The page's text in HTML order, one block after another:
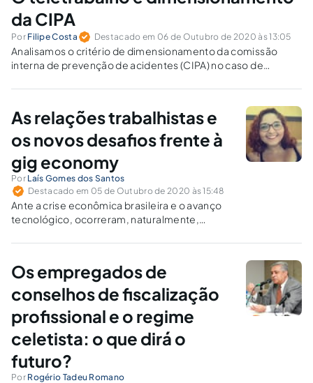
da CIPA
Por Filipe Costa Destacado em 06 de Outubro de 2020 às 13:05
Analisamos o critério de dimensionamento da comissão
interna de prevenção de acidentes (CIPA) no caso de
teletrabalho.
As relações trabalhistas e
os novos desafios frente à
gig economy
Por Laís Gomes dos Santos
Destacado em 05 de Outubro de 2020 às 15:48
Ante a crise econômica brasileira e o avanço
tecnológico, ocorreram, naturalmente,
tradicionais. Urge que o direito do trabalho dê
surgiram.
Os empregados de
conselhos de fiscalização
profissional e o regime
celetista: o que dirá o
futuro?
Por Rogério Tadeu Romano